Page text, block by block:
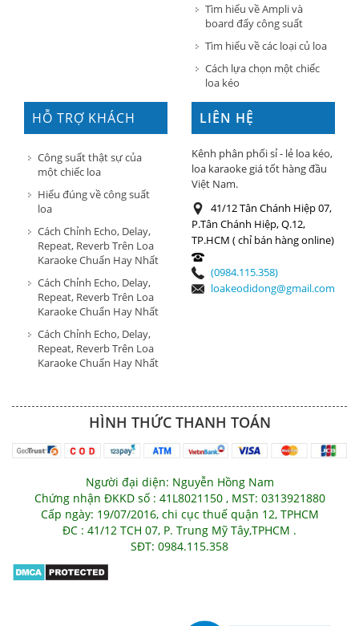
Tìm hiểu về Ampli và
board đẩy công suất
Tìm hiểu về các loại củ loa
Cách lựa chọn một chiếc
loa kéo
HỖ TRỢ KHÁCH
HÀNG
Công suất thật sự của
một chiếc loa
Hiểu đúng về công suất
loa
Cách Chỉnh Echo, Delay,
Repeat, Reverb Trên Loa
Karaoke Chuẩn Hay Nhất
Cách Chỉnh Echo, Delay,
Repeat, Reverb Trên Loa
Karaoke Chuẩn Hay Nhất
Cách Chỉnh Echo, Delay,
Repeat, Reverb Trên Loa
Karaoke Chuẩn Hay Nhất
LIÊN HỆ
Kênh phân phối sỉ - lẻ loa kéo,
loa karaoke giá tốt hàng đầu
Việt Nam.
41/12 Tân Chánh Hiệp 07,
P.Tân Chánh Hiệp, Q.12,
TP.HCM ( chỉ bán hàng online)
(0984.115.358)
loakeodidong@gmail.com
HÌNH THỨC THANH TOÁN
Người đại diện: Nguyễn Hồng Nam
Chứng nhận ĐKKD số : 41L8021150 , MST: 0313921880
Cấp ngày: 19/07/2016, chi cục thuế quận 12, TPHCM
ĐC : 41/12 TCH 07, P. Trung Mỹ Tây,TPHCM .
SĐT: 0984.115.358